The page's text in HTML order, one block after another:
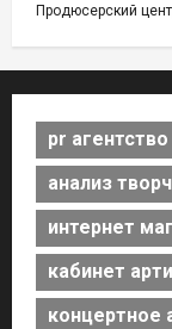
Продюсерский
pr агентство
анализ
интернет
кабинет
концертное